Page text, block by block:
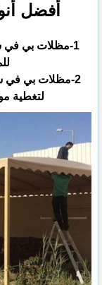
أفضل
لتغطية